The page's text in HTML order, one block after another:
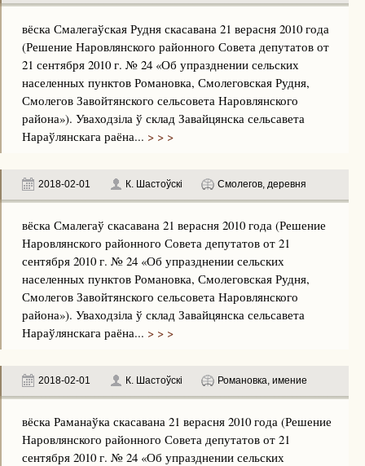
вёска Смалегаўская Рудня скасавана 21 верасня 2010 года
(Решение Наровлянского районного Совета депутатов от
21 сентября 2010 г. № 24 «Об упразднении сельских
населенных пунктов Романовка, Смолеговская Рудня,
Смолегов Завойтянского сельсовета Наровлянского
района»). Уваходзіла ў склад Завайцянска сельсавета
Нараўлянскага раёна... > > >
2018-02-01 К. Шастоўскі Смолегов, деревня
вёска Смалегаў скасавана 21 верасня 2010 года (Решение
Наровлянского районного Совета депутатов от 21
сентября 2010 г. № 24 «Об упразднении сельских
населенных пунктов Романовка, Смолеговская Рудня,
Смолегов Завойтянского сельсовета Наровлянского
района»). Уваходзіла ў склад Завайцянска сельсавета
Нараўлянскага раёна... > > >
2018-02-01 К. Шастоўскі Романовка, имение
вёска Раманаўка скасавана 21 верасня 2010 года (Решение
Наровлянского районного Совета депутатов от 21
сентября 2010 г. № 24 «Об упразднении сельских